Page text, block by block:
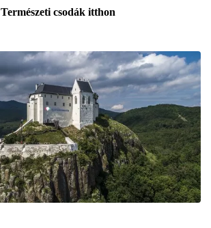
Természeti csodák itthon